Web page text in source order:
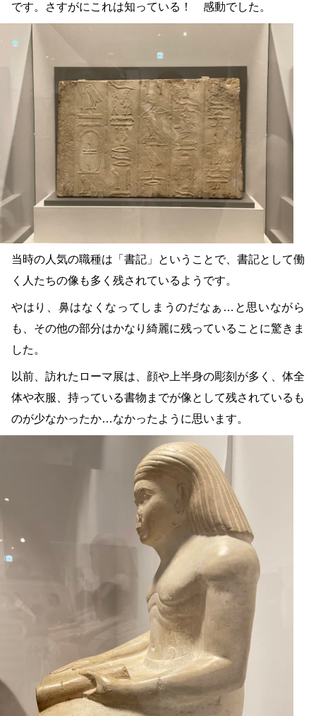
です。さすがにこれは知っている！ 感動でした。
当時の人気の職種は「書記」ということで、書記として働
く人たちの像も多く残されているようです。
やはり、鼻はなくなってしまうのだなぁ…と思いながら
も、その他の部分はかなり綺麗に残っていることに驚きま
した。
以前、訪れたローマ展は、顔や上半身の彫刻が多く、体全
体や衣服、持っている書物までが像として残されているも
のが少なかったか…なかったように思います。